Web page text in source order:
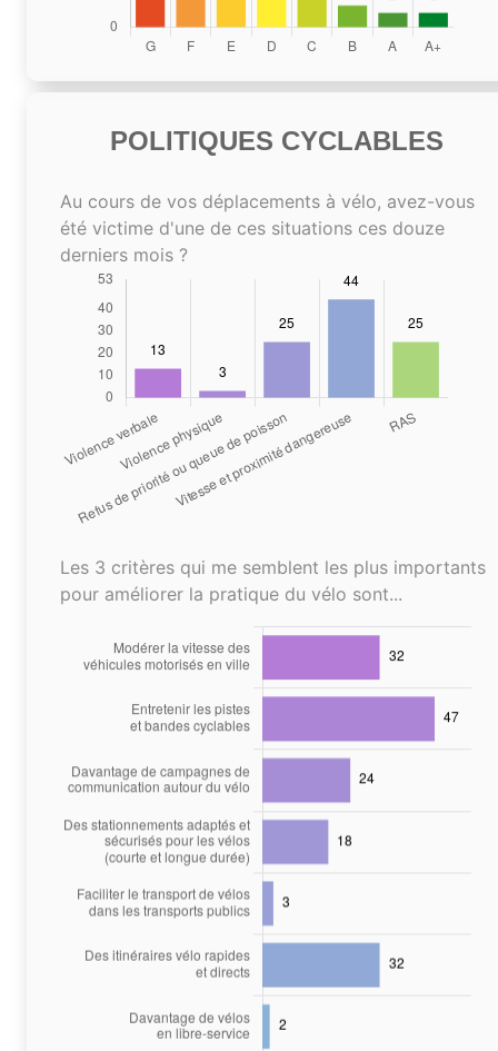
POLITIQUES CYCLABLES
Au cours de vos déplacements à vélo, avez-vous
été victime d'une de ces situations ces douze
derniers mois ?
Les 3 critères qui me semblent les plus importants
pour améliorer la pratique du vélo sont...